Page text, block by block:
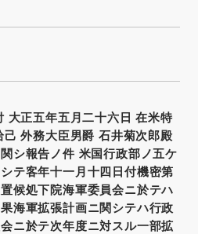
大正五年五月二十六日 在米特
外務大臣男爵 石井菊次郎殿
シ報告ノ件 米国行政部ノ五ケ
テ客年十一月十四日付機密第
候処下院海軍委員会ニ於テハ
海軍拡張計画ニ関シテハ行政
ニ於テ次年度ニ対スル一部拡